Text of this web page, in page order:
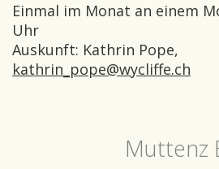
Einmal im Monat an einem
Uhr
Auskunft: Kathrin Pope,
kathrin_pope@wycliffe.ch
Muttenz